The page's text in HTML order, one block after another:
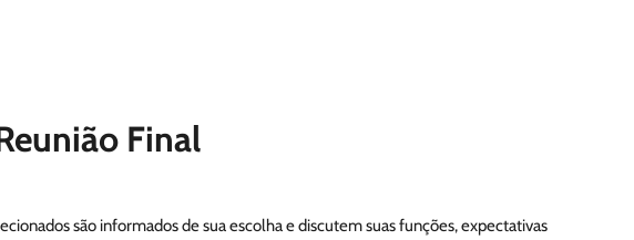
Final
são informados de sua escolha e discutem suas funções, expectativas